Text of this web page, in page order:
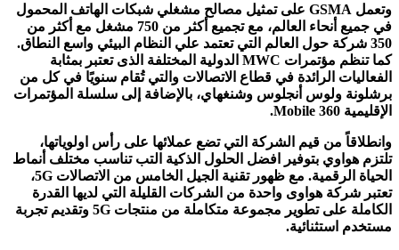
وتعمل GSMA على تمثيل مصالح مشغلي شبكات الهاتف المحمول
في جميع أنحاء العالم، مع تجميع أكثر من 750 مشغل مع أكثر من
350 شركة حول العالم التي تعتمد علي النظام البيئي واسع النطاق.
كما تنظم مؤتمرات MWC الدولية المختلفة الذى تعتبر بمثابة
الفعاليات الرائدة في قطاع الاتصالات والتي تُقام سنويًا في كل من
برشلونة ولوس أنجلوس وشنغهاي، بالإضافة إلى سلسلة المؤتمرات
الإقليمية 360
Mobile
.
وانطلاقاً من قيم الشركة التي تضع عملائها على رأس اولوياتها،
تلتزم هواوي بتوفير افضل الحلول الذكية التب تناسب مختلف أنماط
الحياة الرقمية. مع ظهور تقنية الجيل الخامس من الاتصالات 5 G ،
تعتبر شركة هواوى واحدة من الشركات القليلة التي لديها القدرة
الكاملة على تطوير مجموعة متكاملة من منتجات 5 G
وتقديم تجربة
مستخدم استثنائية.